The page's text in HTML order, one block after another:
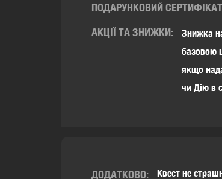
ПОДАРУНКОВИЙ
АКЦІЇ ТА ЗНИЖКИ:
Знижка
базовою
якщо
чи Дію в
ДОДАТКОВО: Квест не